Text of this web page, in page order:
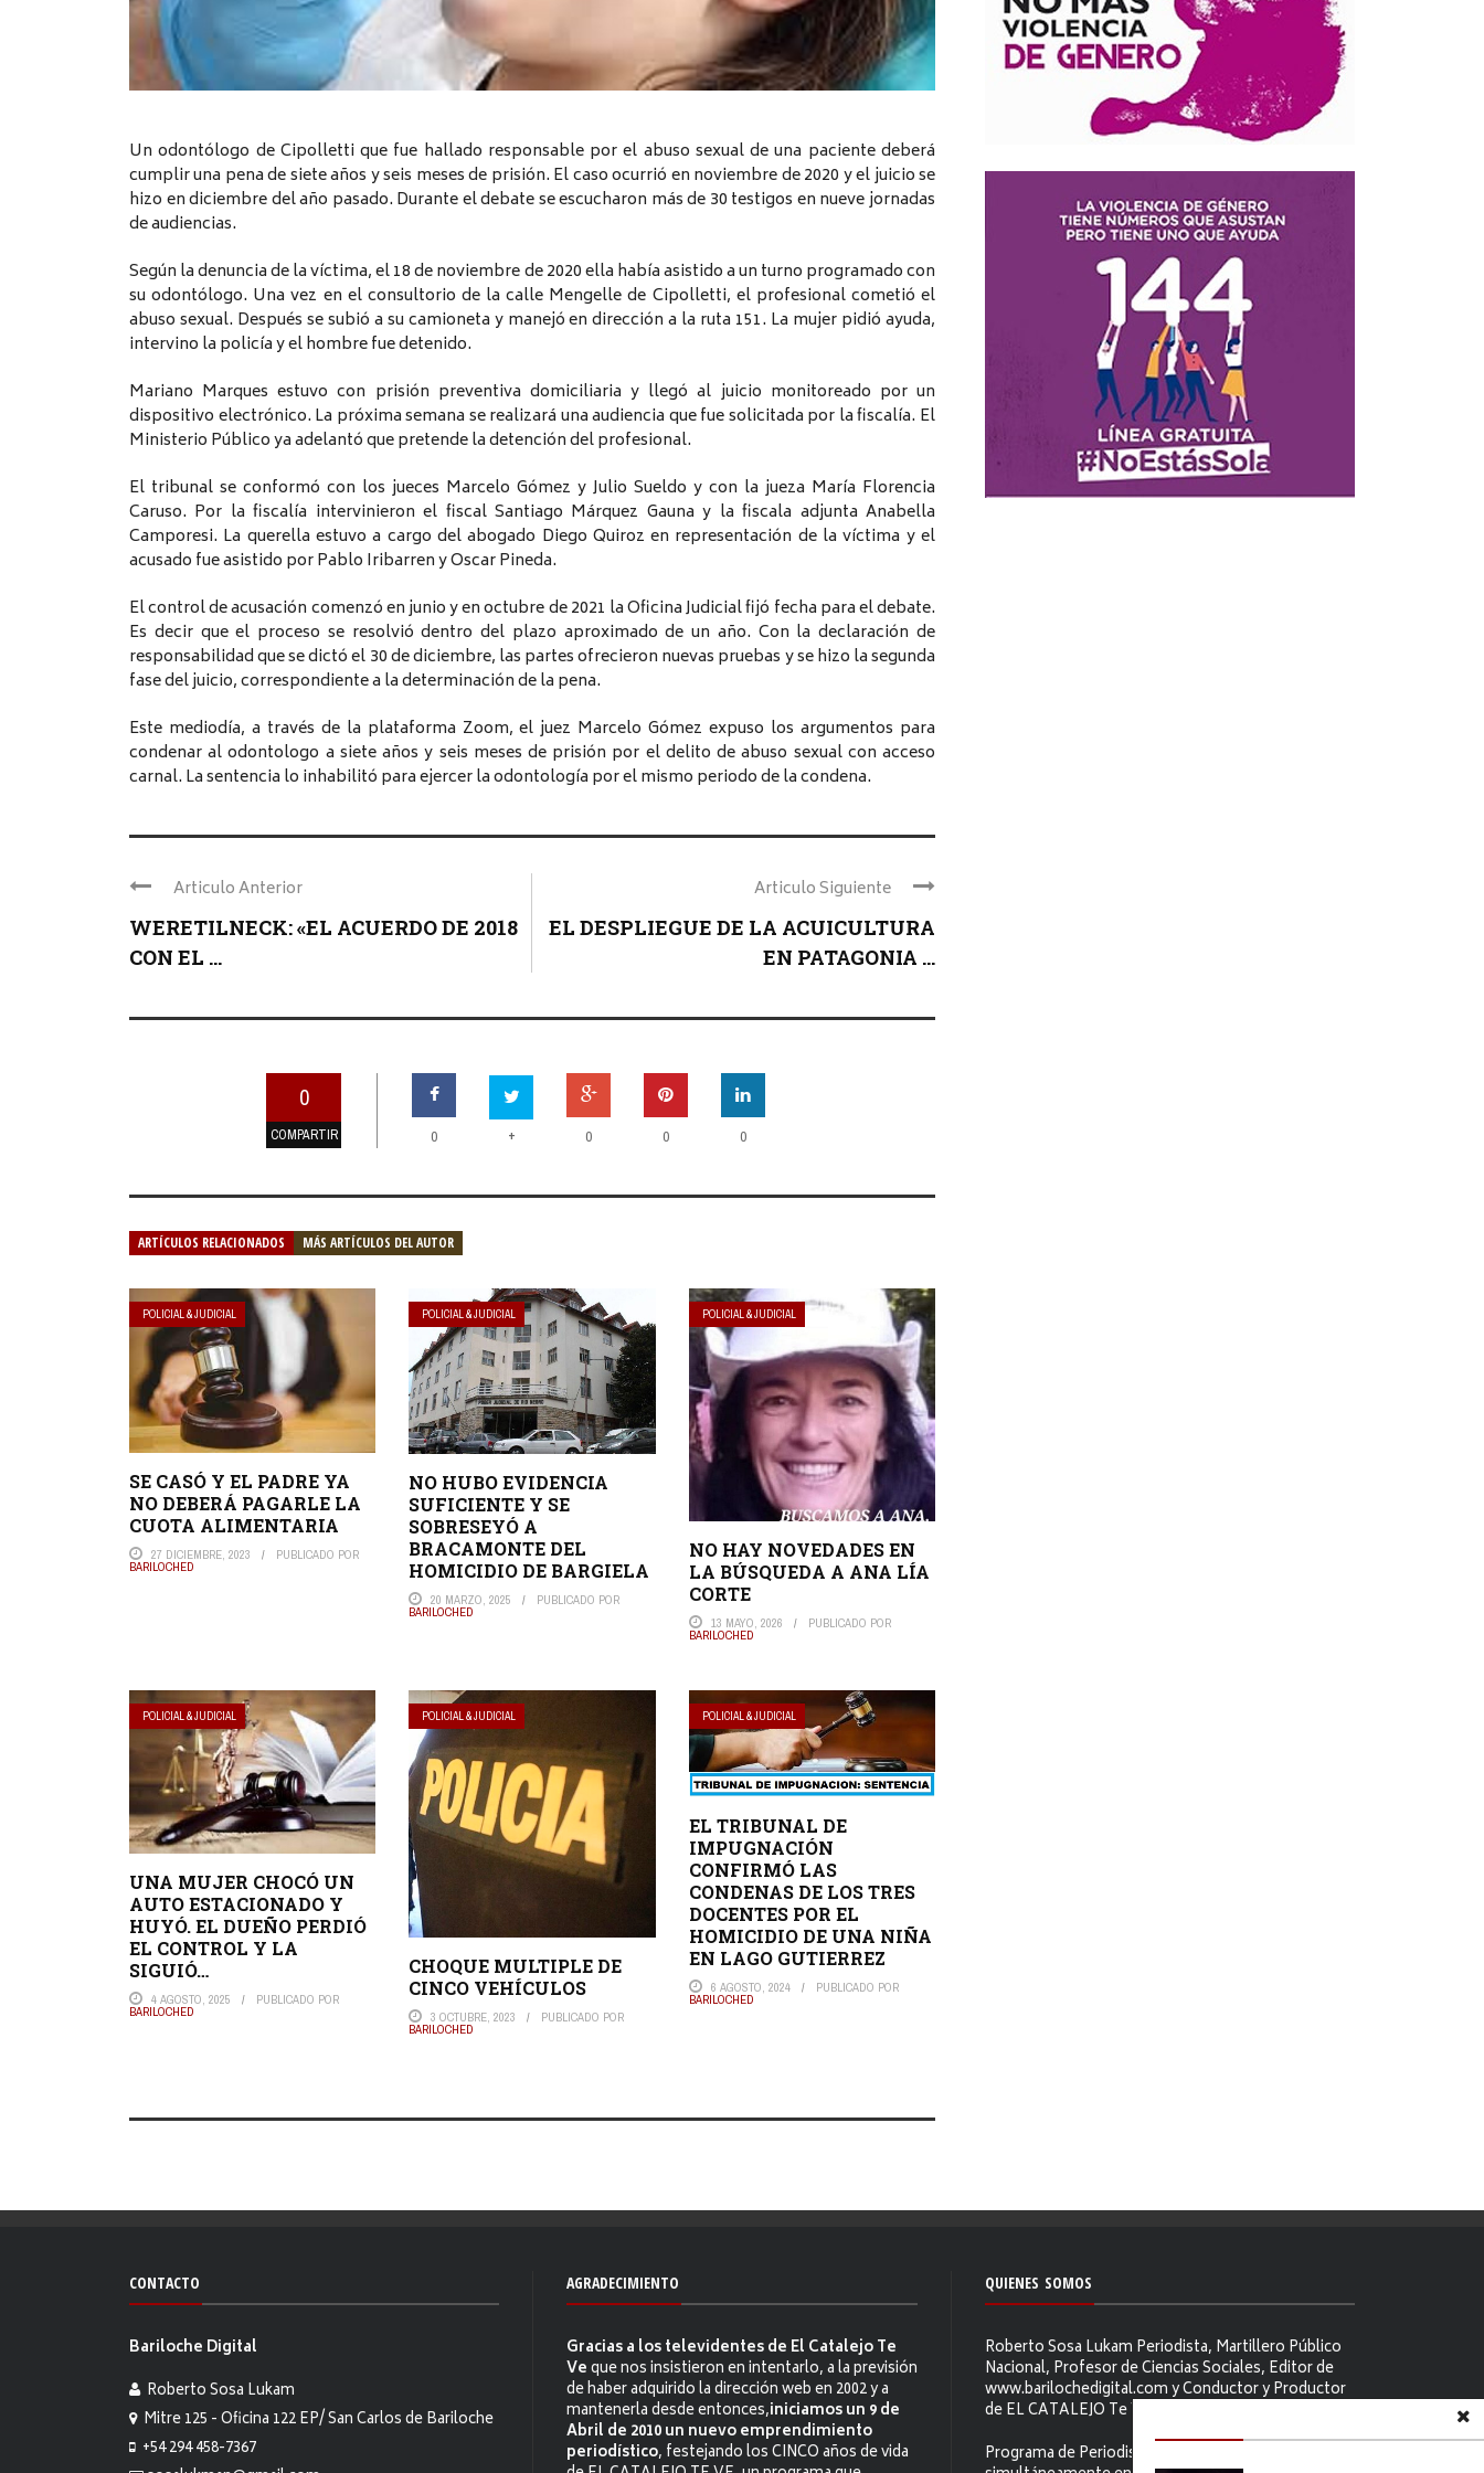
Un odontólogo de Cipolletti que fue hallado responsable por el abuso sexual de una paciente deberá
cumplir una pena de siete años y seis meses de prisión. El caso ocurrió en noviembre de 2020 y el juicio se
hizo en diciembre del año pasado. Durante el debate se escucharon más de 30 testigos en nueve jornadas
de audiencias.
Según la denuncia de la víctima, el 18 de noviembre de 2020 ella había asistido a un turno programado con
su odontólogo. Una vez en el consultorio de la calle Mengelle de Cipolletti, el profesional cometió el
abuso sexual. Después se subió a su camioneta y manejó en dirección a la ruta 151. La mujer pidió ayuda,
intervino la policía y el hombre fue detenido.
Mariano Marques estuvo con prisión preventiva domiciliaria y llegó al juicio monitoreado por un
dispositivo electrónico. La próxima semana se realizará una audiencia que fue solicitada por la fiscalía. El
Ministerio Público ya adelantó que pretende la detención del profesional.
El tribunal se conformó con los jueces Marcelo Gómez y Julio Sueldo y con la jueza María Florencia
Caruso. Por la fiscalía intervinieron el fiscal Santiago Márquez Gauna y la fiscala adjunta Anabella
Camporesi. La querella estuvo a cargo del abogado Diego Quiroz en representación de la víctima y el
acusado fue asistido por Pablo Iribarren y Oscar Pineda.
El control de acusación comenzó en junio y en octubre de 2021 la Oficina Judicial fijó fecha para el debate.
Es decir que el proceso se resolvió dentro del plazo aproximado de un año. Con la declaración de
responsabilidad que se dictó el 30 de diciembre, las partes ofrecieron nuevas pruebas y se hizo la segunda
fase del juicio, correspondiente a la determinación de la pena.
Este mediodía, a través de la plataforma Zoom, el juez Marcelo Gómez expuso los argumentos para
condenar al odontologo a siete años y seis meses de prisión por el delito de abuso sexual con acceso
carnal. La sentencia lo inhabilitó para ejercer la odontología por el mismo periodo de la condena.
Articulo Anterior
WERETILNECK: «EL ACUERDO DE 2018
CON EL ...
Articulo Siguiente
EL DESPLIEGUE DE LA ACUICULTURA
EN PATAGONIA ...
0
COMPARTIR 0 + 0 0 0
ARTÍCULOS RELACIONADOS MÁS ARTÍCULOS DEL AUTOR
POLICIAL & JUDICIAL
SE CASÓ Y EL PADRE YA
NO DEBERÁ PAGARLE LA
CUOTA ALIMENTARIA
27 DICIEMBRE, 2023 PUBLICADO POR
BARILOCHED
POLICIAL & JUDICIAL
NO HUBO EVIDENCIA
SUFICIENTE Y SE
SOBRESEYÓ A
BRACAMONTE DEL
HOMICIDIO DE BARGIELA
20 MARZO, 2025 PUBLICADO POR
BARILOCHED
POLICIAL & JUDICIAL
NO HAY NOVEDADES EN
LA BÚSQUEDA A ANA LÍA
CORTE
13 MAYO, 2026 PUBLICADO POR
BARILOCHED
POLICIAL & JUDICIAL
UNA MUJER CHOCÓ UN
AUTO ESTACIONADO Y
HUYÓ. EL DUEÑO PERDIÓ
EL CONTROL Y LA
SIGUIÓ…
4 AGOSTO, 2025 PUBLICADO POR
BARILOCHED
POLICIAL & JUDICIAL
CHOQUE MULTIPLE DE
CINCO VEHÍCULOS
3 OCTUBRE, 2023 PUBLICADO POR
BARILOCHED
POLICIAL & JUDICIAL
EL TRIBUNAL DE
IMPUGNACIÓN
CONFIRMÓ LAS
CONDENAS DE LOS TRES
DOCENTES POR EL
HOMICIDIO DE UNA NIÑA
EN LAGO GUTIERREZ
6 AGOSTO, 2024 PUBLICADO POR
BARILOCHED
CONTACTO
Bariloche Digital
Roberto Sosa Lukam
Mitre 125 - Oficina 122 EP/ San Carlos de Bariloche
+54 294 458-7367
AGRADECIMIENTO
Gracias a los televidentes de El Catalejo Te
Veque nos insistieron en intentarlo, a la previsión
de haber adquirido la dirección web en 2002 y a
mantenerla desde entonces,iniciamos un 9 de
Abril de 2010 un nuevo emprendimiento
periodístico, festejando los CINCO años de vida
QUIENES SOMOS
Roberto Sosa Lukam Periodista, Martillero Público
Nacional, Profesor de Ciencias Sociales, Editor de
www.barilochedigital.com y Conductor y Productor
de EL CATALEJO Te Ve.
Programa de Periodismo Político que se difunde